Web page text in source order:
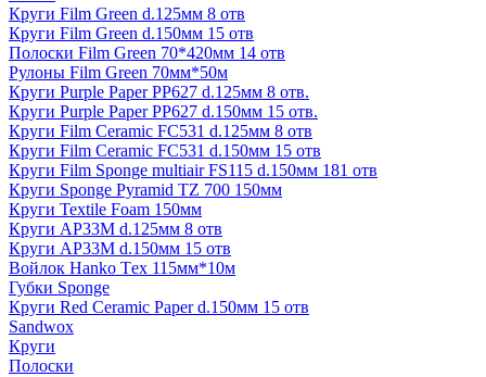
Круги Film Green d.125мм 8 отв
Круги Film Green d.150мм 15 отв
Полоски Film Green 70*420мм 14 отв
Рулоны Film Green 70мм*50м
Круги Purple Paper PP627 d.125мм 8 отв.
Круги Purple Paper PP627 d.150мм 15 отв.
Круги Film Ceramic FC531 d.125мм 8 отв
Круги Film Ceramic FC531 d.150мм 15 отв
Круги Film Sponge multiair FS115 d.150мм 181 отв
Круги Sponge Pyramid TZ 700 150мм
Круги Textile Foam 150мм
Круги AP33M d.125мм 8 отв
Круги AP33M d.150мм 15 отв
Войлок Hanko Tех 115мм*10м
Губки Sponge
Круги Red Ceramic Paper d.150мм 15 отв
Sandwox
Круги
Полоски